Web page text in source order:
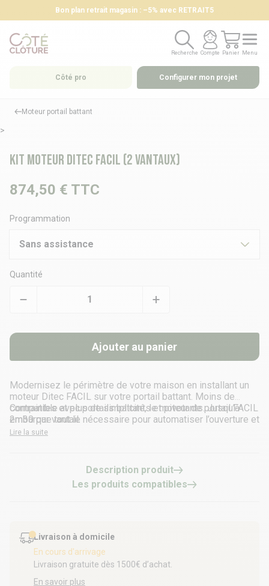
Bon plan retrait magasin : –5% avec RETRAIT5
Recherche
Recherche
Compte
Compte
Panier
Panier
Menu
Menu
Côté pro Configurer mon projet
Moteur portail battant
Kit moteur Ditec FACIL (2 vantaux)
>
874,50 € TTC
Programmation
Sans assistance
Quantité
Ajouter au panier
Modernisez le périmètre de votre maison en installant un
moteur Ditec FACIL sur votre portail battant. Moins de
contraintes et plus de simplicité, le moteur de portail FACIL
embarque tout le nécessaire pour automatiser l’ouverture et
la fermeture de l’accès à votre jardin !
Compatible avec portails battants et pivotants. Jusqu’à
2m30 par vantail.
Lire la suite
Description produit
Les produits compatibles
Livraison à domicile
En cours d'arrivage
Livraison gratuite dès 1500€ d’achat.
En savoir plus